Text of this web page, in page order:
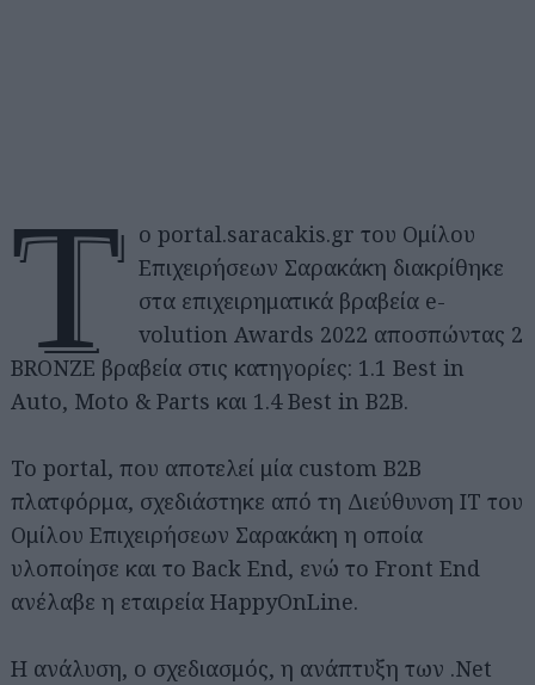
Τ
ο portal.saracakis.gr του Ομίλου
Επιχειρήσεων Σαρακάκη διακρίθηκε
στα επιχειρηματικά βραβεία e-
volution Awards 2022 αποσπώντας 2
BRONZE βραβεία στις κατηγορίες: 1.1 Best in
Auto, Moto & Parts και 1.4 Best in B2B.
Το portal, που αποτελεί μία custom B2B
πλατφόρμα, σχεδιάστηκε από τη Διεύθυνση IT του
Ομίλου Επιχειρήσεων Σαρακάκη η οποία
υλοποίησε και το Back End, ενώ τo Front End
ανέλαβε η εταιρεία HappyOnLine.
Η ανάλυση, ο σχεδιασμός, η ανάπτυξη των .Net